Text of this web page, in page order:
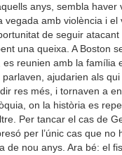
anys, sembla haver
amb violència i el
de seguir atacant
una queixa. A Boston
reunien amb la família
ajudarien als
res més, i tornaven a
on la història es
Per tancar el cas de
per l’únic cas que no
de nou anys. Ara bé: el